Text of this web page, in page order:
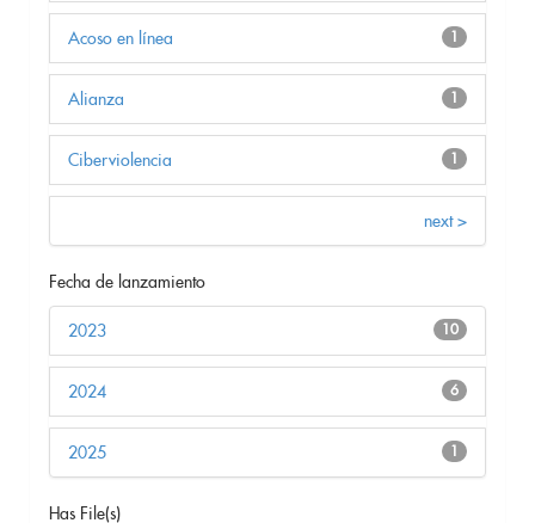
1
Acoso en línea
1
Alianza
1
Ciberviolencia
next >
Fecha de lanzamiento
10
2023
6
2024
1
2025
Has File(s)